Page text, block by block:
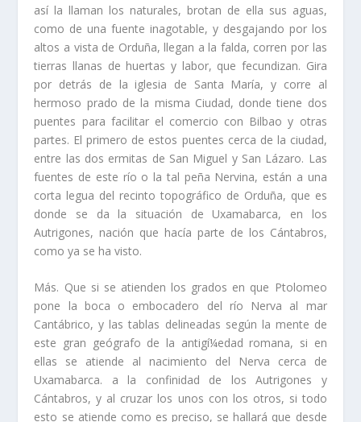
así­ la lla­man los naturales, brotan de ella sus aguas,
como de una fuente inagotable, y desgajan­do por los
altos a vista de Orduña, llegan a la falda, corren por las
tierras llanas de huertas y labor, que fecundizan. Gira
por detrás de la iglesia de Santa Marí­a, y corre al
hermoso prado de la misma Ciudad, donde tiene dos
puentes para facilitar el comercio con Bilbao y otras
partes. El primero de estos puentes cerca de la ciudad,
entre las dos ermitas de San Miguel y San Lázaro. Las
fuentes de este rí­o o la tal peña Nervina, están a una
corta legua del recinto topográfico de Orduña, que es
donde se da la situa­ción de Uxamabarca, en los
Autrigones, nación que hací­a parte de los Cántabros,
como ya se ha visto.
Más. Que si se atienden los grados en que Ptolomeo
pone la boca o embocade­ro del rí­o Nerva al mar
Cantábrico, y las tablas delineadas según la mente de
este gran geógrafo de la antigí¼edad romana, si en
ellas se atiende al nacimiento del Nerva cerca de
Uxamabarca. a la confinidad de los Autrigones y
Cántabros, y al cruzar los unos con los otros, si todo
esto se atiende como es preciso, se hallará que desde